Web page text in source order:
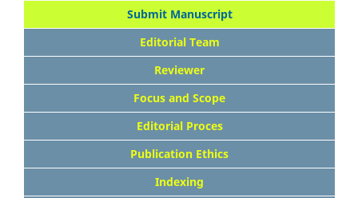
Submit Manuscript
Editorial Team
Reviewer
Focus and Scope
Editorial Proces
Publication Ethics
Indexing